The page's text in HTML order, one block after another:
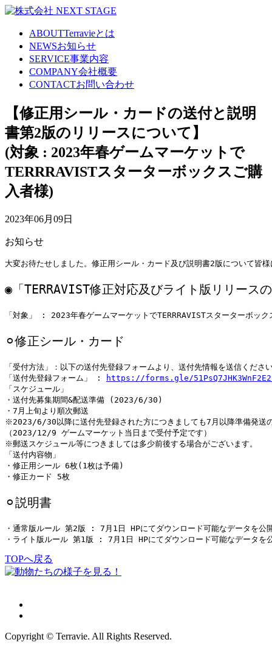
ABOUTTerravieとは
NEWSお知らせ
SERVICE事業内容
COMPANY会社概要
CONTACTお問い合わせ
【修正用シール・カードの送付と説明
書第2版のリリースについて】
(対象 : 2023年春ゲームマーケットで
TERRRAVISTスターターボックスご購
入者様)
2023年06月09日
お知らせ
大変お待たせしました。修正用シール・カード及び説明書2版について皆
◉「TERRAVIST修正対応及びライト版リリース
「対象」 : 2023年春ゲームマーケットでTERRRAVISTスターターボック
⚪︎修正シール・カード
「受付方法」：以下の送付先登録フォームより、送付先情報を送信くださ
「送付先登録フォーム」 :
https://forms.gle/
「スケジュール」
・送付先募集期間&配送準備 (2023/6/30)
・7月上旬より順次郵送
※2023/6/30以降に送付先登録された方につきましても7月以降準備発送
（2023/12/9 ゲームマーケット当日まで受付予定です）
※郵送スケジュール等につきましては多少前後する場合がございます。
「送付内容物」
・修正用シール 6枚(1枚は予備)
・修正カード 5枚
⚪︎説明書
・通常版ルール 第2版 : 7月1日 HPにてダウンロード可能なデータを公
・ライト版ルール 第1版 : 7月1日 HPにてダウンロード可能なデータを
TOPへ戻る
Copyright © Terravie. All Rights Reserved.